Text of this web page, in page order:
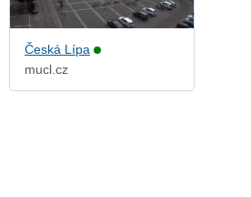
Česká Lípa
mucl.cz